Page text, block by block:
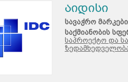
აიდისი
სავაჭრო
საქმიანობის
საპროექტო და